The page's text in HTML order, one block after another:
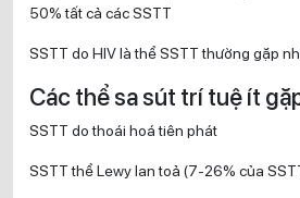
50% tất cả các SSTT
SSTT do HIV là thể SSTT thường gặp
Các thể sa sút trí tuệ ít
SSTT do thoái hoá tiên phát
SSTT thể Lewy lan toả (7-26% của